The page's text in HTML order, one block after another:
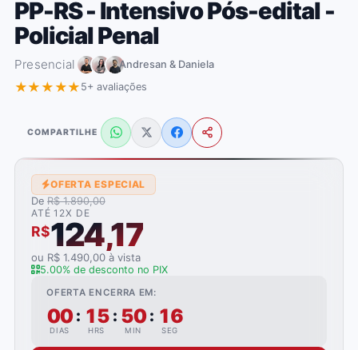
PP-RS - Intensivo Pós-edital -
Policial Penal
Presencial Andresan & Daniela
★★★★★ 5+ avaliações
COMPARTILHE
OFERTA ESPECIAL
De R$ 1.890,00
ATÉ 12X DE
R$124,17
ou R$ 1.490,00 à vista
5.00% de desconto no PIX
OFERTA ENCERRA EM:
00
DIAS
: 15
HRS
: 50
MIN
: 14
SEG